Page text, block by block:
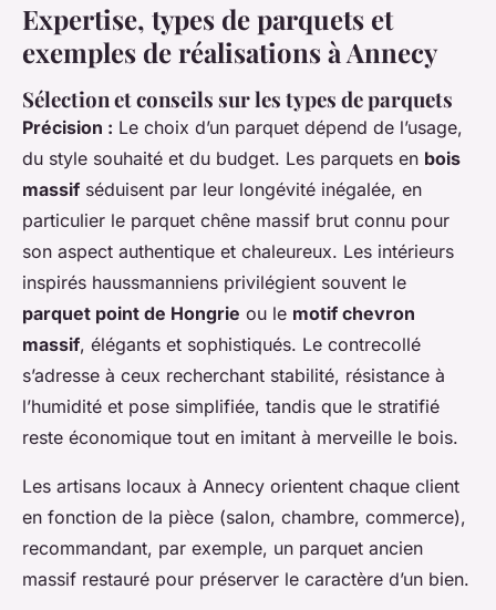
Expertise, types de parquets et
exemples de réalisations à Annecy
Sélection et conseils sur les types de parquets
Précision : Le choix d’un parquet dépend de l’usage,
du style souhaité et du budget. Les parquets en bois
massif séduisent par leur longévité inégalée, en
particulier le parquet chêne massif brut connu pour
son aspect authentique et chaleureux. Les intérieurs
inspirés haussmanniens privilégient souvent le
parquet point de Hongrie ou le motif chevron
massif, élégants et sophistiqués. Le contrecollé
s’adresse à ceux recherchant stabilité, résistance à
l’humidité et pose simplifiée, tandis que le stratifié
reste économique tout en imitant à merveille le bois.
Les artisans locaux à Annecy orientent chaque client
en fonction de la pièce (salon, chambre, commerce),
recommandant, par exemple, un parquet ancien
massif restauré pour préserver le caractère d’un bien.